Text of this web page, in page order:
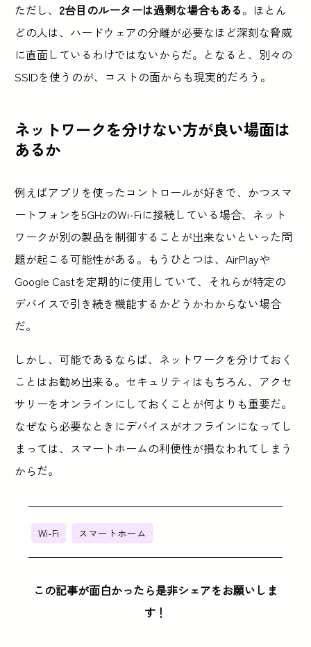
ただし、 2台目のルーターは過剰な場合もある。ほとん
どの人は、ハードウェアの分離が必要なほど深刻な脅威
に直面しているわけではないからだ。となると、別々の
SSIDを使うのが、コストの面からも現実的だろう。
ネットワークを分けない方が良い場面は
あるか
例えばアプリを使ったコントロールが好きで、かつスマ
ートフォンを5GHzのWi-Fiに接続している場合、ネット
ワークが別の製品を制御することが出来ないといった問
題が起こる可能性がある。もうひとつは、AirPlayや
Google Castを定期的に使用していて、それらが特定の
デバイスで引き続き機能するかどうかわからない場合
だ。
しかし、可能であるならば、ネットワークを分けておく
ことはお勧め出来る。セキュリティはもちろん、アクセ
サリーをオンラインにしておくことが何よりも重要だ。
なぜなら必要なときにデバイスがオフラインになってし
まっては、スマートホームの利便性が損なわれてしまう
からだ。
Wi-Fi スマートホーム
この記事が面白かったら是非シェアをお願いしま
す！